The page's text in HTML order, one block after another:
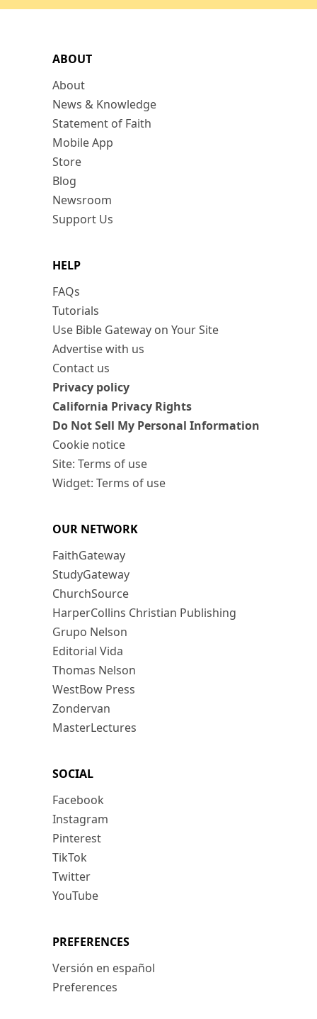
ABOUT
About
News & Knowledge
Statement of Faith
Mobile App
Store
Blog
Newsroom
Support Us
HELP
FAQs
Tutorials
Use Bible Gateway on Your Site
Advertise with us
Contact us
Privacy policy
California Privacy Rights
Do Not Sell My Personal Information
Cookie notice
Site: Terms of use
Widget: Terms of use
OUR NETWORK
FaithGateway
StudyGateway
ChurchSource
HarperCollins Christian Publishing
Grupo Nelson
Editorial Vida
Thomas Nelson
WestBow Press
Zondervan
MasterLectures
SOCIAL
Facebook
Instagram
Pinterest
TikTok
Twitter
YouTube
PREFERENCES
Versión en español
Preferences